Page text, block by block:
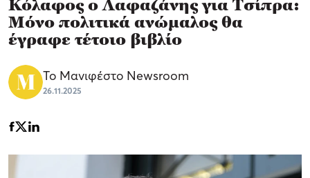
Κόλαφος ο Λαφαζάνης για Τσίπρα:
Μόνο πολιτικά ανώμαλος θα
έγραφε τέτοιο βιβλίο
Το Μανιφέστο Newsroom
26.11.2025